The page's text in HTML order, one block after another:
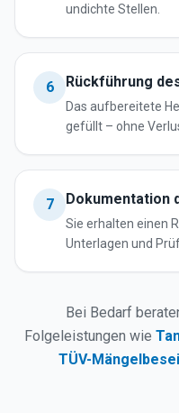
undichte Stellen.
6 Rückführung
Das aufbereitete
gefüllt – ohne
7 Dokumentation
Sie erhalten einen
Unterlagen und
Bei Bedarf
Folgeleistungen wie
TÜV-